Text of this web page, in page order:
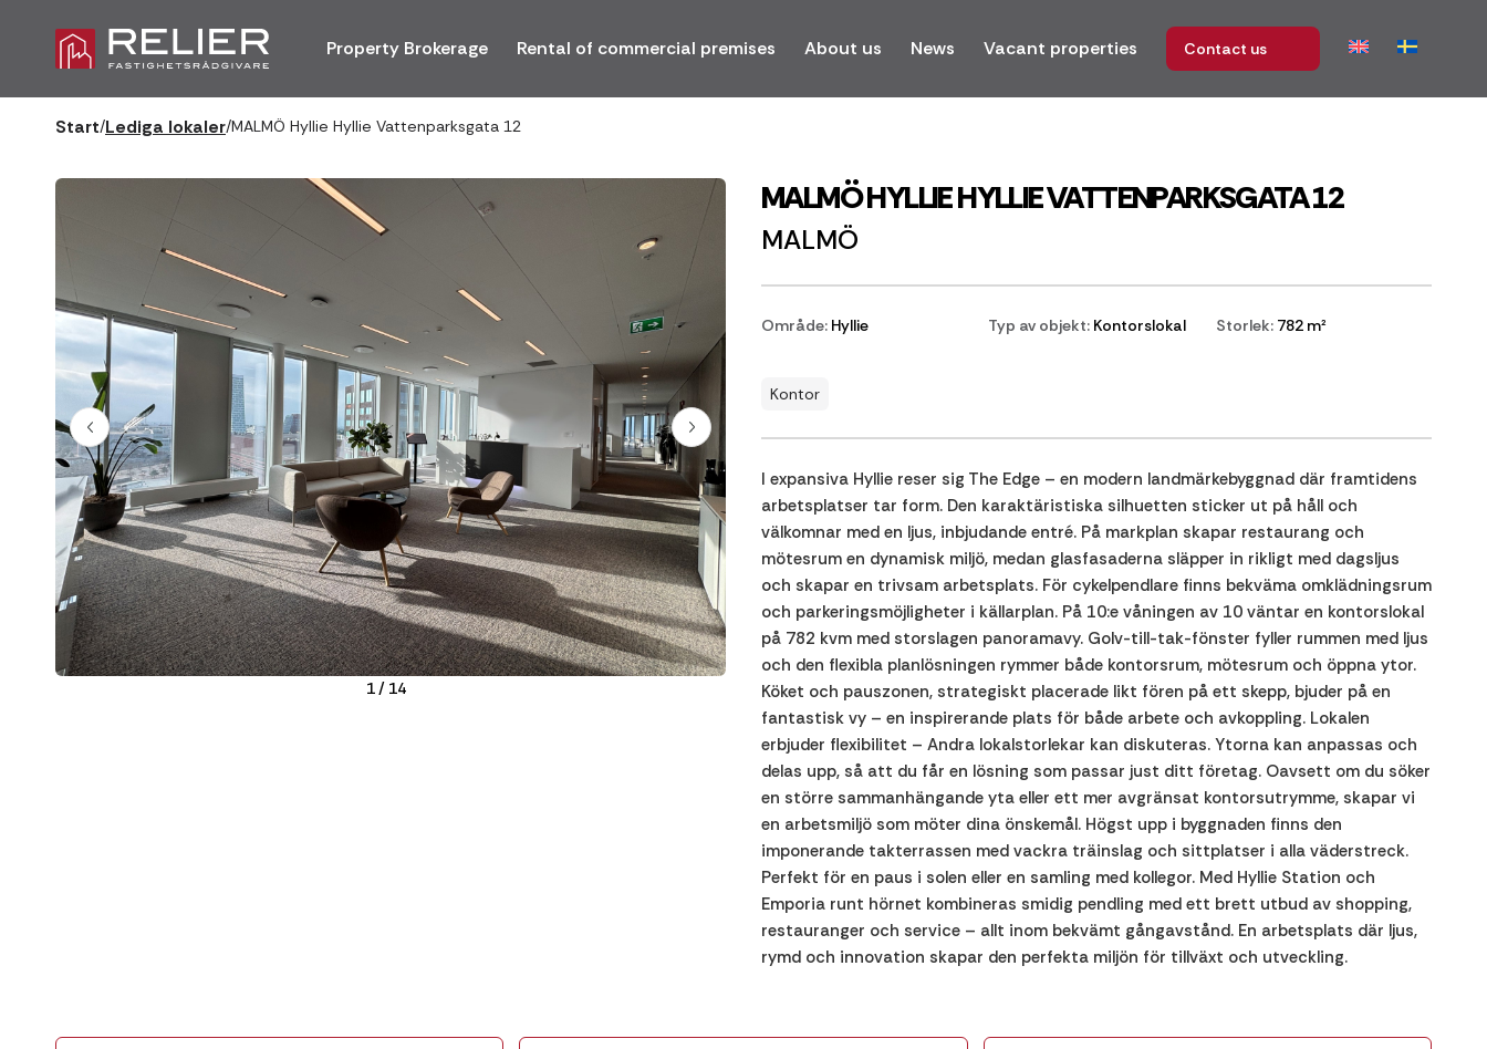
Property Brokerage Rental of commercial premises About us News Vacant properties Contact us
Start/Lediga lokaler/MALMÖ Hyllie Hyllie Vattenparksgata 12
1/ 14
MALMÖ HYLLIE HYLLIE VATTENPARKSGATA 12
MALMÖ
Område: Hyllie Typ av objekt: Kontorslokal Storlek:782 m²
Kontor
I expansiva Hyllie reser sig The Edge – en modern landmärkebyggnad där framtidens
arbetsplatser tar form. Den karaktäristiska silhuetten sticker ut på håll och
välkomnar med en ljus, inbjudande entré. På markplan skapar restaurang och
mötesrum en dynamisk miljö, medan glasfasaderna släpper in rikligt med dagsljus
och skapar en trivsam arbetsplats. För cykelpendlare finns bekväma omklädningsrum
och parkeringsmöjligheter i källarplan. På 10:e våningen av 10 väntar en kontorslokal
på 782 kvm med storslagen panoramavy. Golv-till-tak-fönster fyller rummen med ljus
och den flexibla planlösningen rymmer både kontorsrum, mötesrum och öppna ytor.
Köket och pauszonen, strategiskt placerade likt fören på ett skepp, bjuder på en
fantastisk vy – en inspirerande plats för både arbete och avkoppling. Lokalen
erbjuder flexibilitet – Andra lokalstorlekar kan diskuteras. Ytorna kan anpassas och
delas upp, så att du får en lösning som passar just ditt företag. Oavsett om du söker
en större sammanhängande yta eller ett mer avgränsat kontorsutrymme, skapar vi
en arbetsmiljö som möter dina önskemål. Högst upp i byggnaden finns den
imponerande takterrassen med vackra träinslag och sittplatser i alla väderstreck.
Perfekt för en paus i solen eller en samling med kollegor. Med Hyllie Station och
Emporia runt hörnet kombineras smidig pendling med ett brett utbud av shopping,
restauranger och service – allt inom bekvämt gångavstånd. En arbetsplats där ljus,
rymd och innovation skapar den perfekta miljön för tillväxt och utveckling.